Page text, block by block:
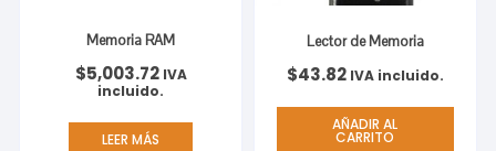
Memoria RAM
$5,003.72 IVA
incluido.
LEER MÁS
Lector de Memoria
$43.82 IVA incluido.
AÑADIR AL
CARRITO